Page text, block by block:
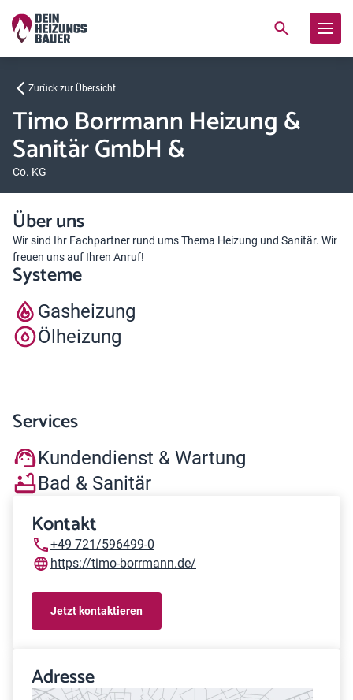
Zurück zur Übersicht
Timo Borrmann Heizung &
Sanitär GmbH &
Co. KG
Über uns
Wir sind Ihr Fachpartner rund ums Thema Heizung und Sanitär. Wir
freuen uns auf Ihren Anruf!
Systeme
Gasheizung
Ölheizung
Services
Kundendienst & Wartung
Bad & Sanitär
Kontakt
+49 721/596499-0
https://timo-borrmann.de/
Jetzt kontaktieren
Adresse